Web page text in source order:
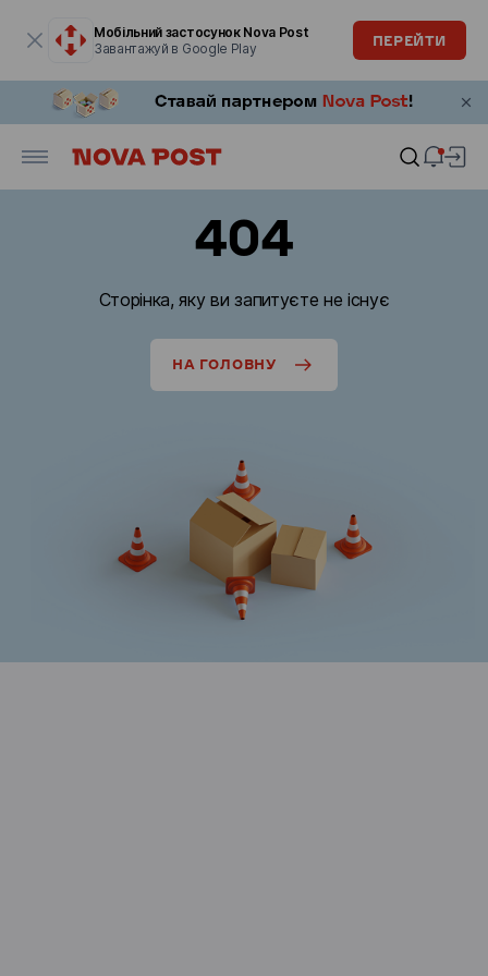
Мобільний застосунок Nova Post
Завантажуй в Google Play
ПЕРЕЙТИ
404
Сторінка, яку ви запитуєте не існує
НА ГОЛОВНУ